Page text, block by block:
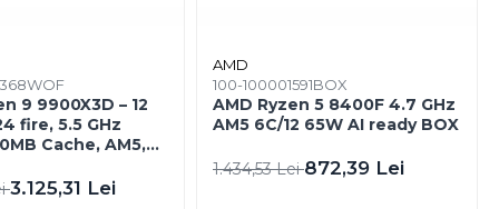
9 9900X3D – 12
fire, 5.5 GHz
Cache, AM5,
3.125,31 Lei
AMD
100-100001591BOX
AMD Ryzen 5 8400F 4.7 GHz
AM5 6C/12 65W AI ready BOX
1.434,53 Lei872,39 Lei